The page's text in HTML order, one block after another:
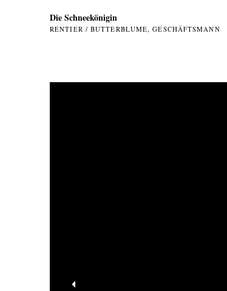
Die Schneekönigin
RENTIER / BUTTERBLUME, GESCHÄFTSMANN